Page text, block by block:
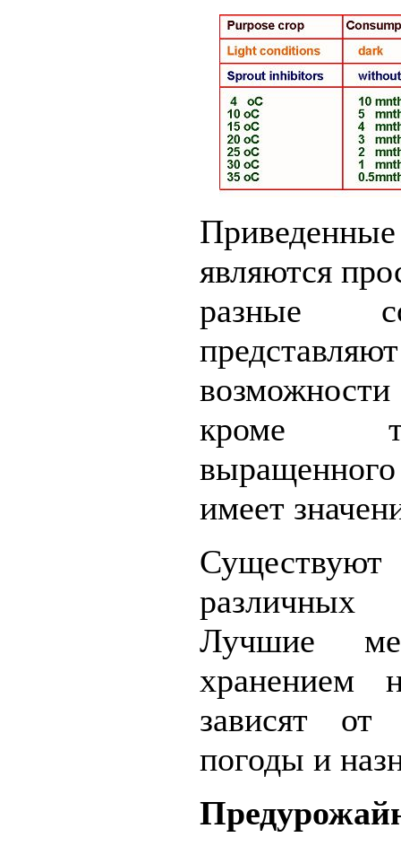
являются
разные
кроме
имеет
Лучшие
хранением
зависят от
погоды и